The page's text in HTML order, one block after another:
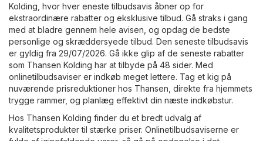
Kolding, hvor hver eneste tilbudsavis åbner op for
ekstraordinære rabatter og eksklusive tilbud. Gå straks i gang
med at bladre gennem hele avisen, og opdag de bedste
personlige og skræddersyede tilbud. Den seneste tilbudsavis
er gyldig fra 29/07/2026. Gå ikke glip af de seneste rabatter
som Thansen Kolding har at tilbyde på 48 sider. Med
onlinetilbudsaviser er indkøb meget lettere. Tag et kig på
nuværende prisreduktioner hos Thansen, direkte fra hjemmets
trygge rammer, og planlæg effektivt din næste indkøbstur.
Hos Thansen Kolding finder du et bredt udvalg af
kvalitetsprodukter til stærke priser. Onlinetilbudsaviserne er